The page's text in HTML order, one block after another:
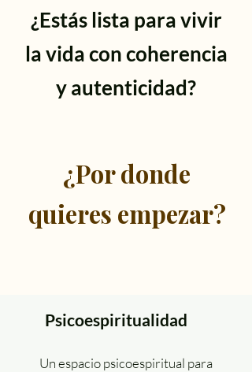
¿Estás lista para vivir
la vida concoherencia
y autenticidad?
¿Por donde
quieres empezar?
Psicoespiritualidad
Un espacio psicoespiritual para